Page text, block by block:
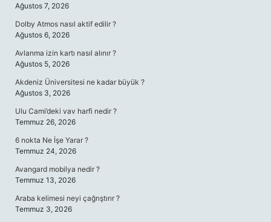
Ağustos 7, 2026
Dolby Atmos nasıl aktif edilir ?
Ağustos 6, 2026
Avlanma izin kartı nasıl alınır ?
Ağustos 5, 2026
Akdeniz Üniversitesi ne kadar büyük ?
Ağustos 3, 2026
Ulu Cami’deki vav harfi nedir ?
Temmuz 26, 2026
6 nokta Ne İşe Yarar ?
Temmuz 24, 2026
Avangard mobilya nedir ?
Temmuz 13, 2026
Araba kelimesi neyi çağrıştırır ?
Temmuz 3, 2026